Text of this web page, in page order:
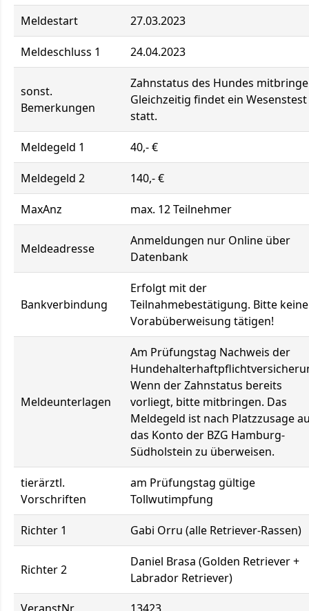
Meldestart 27.03.2023
Meldeschluss 1 24.04.2023
sonst.
Bemerkungen
Zahnstatus des Hundes
Gleichzeitig findet ein Wesenstest
statt.
Meldegeld 1 40,- €
Meldegeld 2 140,- €
MaxAnz max. 12 Teilnehmer
Meldeadresse
Anmeldungen nur Online über
Datenbank
Bankverbindung
Erfolgt mit der
Teilnahmebestätigung. Bitte keine
Vorabüberweisung tätigen!
Meldeunterlagen
Am Prüfungstag Nachweis der
Wenn der Zahnstatus bereits
vorliegt, bitte mitbringen. Das
Meldegeld ist nach Platzzusage
das Konto der BZG Hamburg-
Südholstein zu überweisen.
tierärztl.
Vorschriften
am Prüfungstag gültige
Tollwutimpfung
Richter 1 Gabi Orru (alle Retriever-Rassen)
Richter 2
Daniel Brasa (Golden Retriever +
Labrador Retriever)